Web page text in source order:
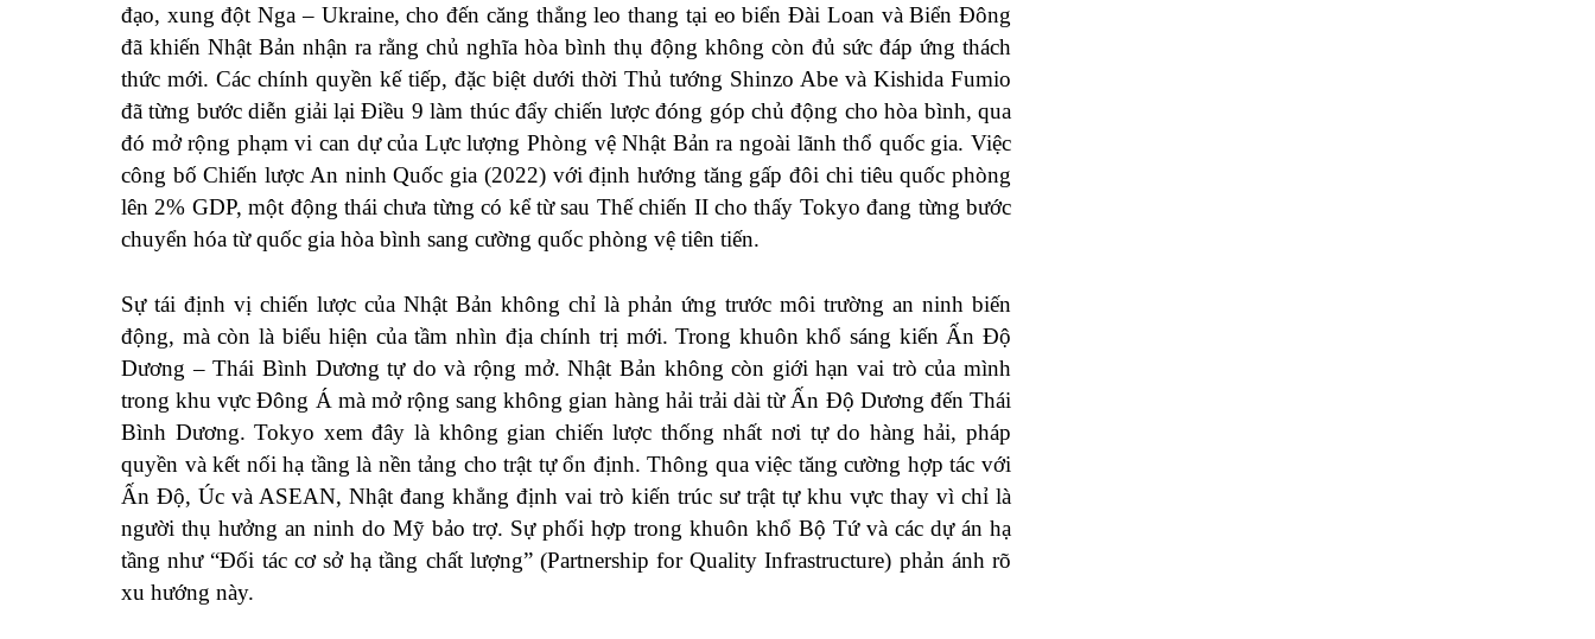
đạo, xung đột Nga – Ukraine, cho đến căng thẳng leo thang tại eo biển Đài Loan và Biển Đông
đã khiến Nhật Bản nhận ra rằng chủ nghĩa hòa bình thụ động không còn đủ sức đáp ứng thách
thức mới. Các chính quyền kế tiếp, đặc biệt dưới thời Thủ tướng Shinzo Abe và Kishida Fumio
đã từng bước diễn giải lại Điều 9 làm thúc đẩy chiến lược đóng góp chủ động cho hòa bình, qua
đó mở rộng phạm vi can dự của Lực lượng Phòng vệ Nhật Bản ra ngoài lãnh thổ quốc gia. Việc
công bố Chiến lược An ninh Quốc gia (2022) với định hướng tăng gấp đôi chi tiêu quốc phòng
lên 2% GDP, một động thái chưa từng có kể từ sau Thế chiến II cho thấy Tokyo đang từng bước
chuyển hóa từ quốc gia hòa bình sang cường quốc phòng vệ tiên tiến.
Sự tái định vị chiến lược của Nhật Bản không chỉ là phản ứng trước môi trường an ninh biến
động, mà còn là biểu hiện của tầm nhìn địa chính trị mới. Trong khuôn khổ sáng kiến Ấn Độ
Dương – Thái Bình Dương tự do và rộng mở. Nhật Bản không còn giới hạn vai trò của mình
trong khu vực Đông Á mà mở rộng sang không gian hàng hải trải dài từ Ấn Độ Dương đến Thái
Bình Dương. Tokyo xem đây là không gian chiến lược thống nhất nơi tự do hàng hải, pháp
quyền và kết nối hạ tầng là nền tảng cho trật tự ổn định. Thông qua việc tăng cường hợp tác với
Ấn Độ, Úc và ASEAN, Nhật đang khẳng định vai trò kiến trúc sư trật tự khu vực thay vì chỉ là
người thụ hưởng an ninh do Mỹ bảo trợ. Sự phối hợp trong khuôn khổ Bộ Tứ và các dự án hạ
tầng như “Đối tác cơ sở hạ tầng chất lượng” (Partnership for Quality Infrastructure) phản ánh rõ
xu hướng này.